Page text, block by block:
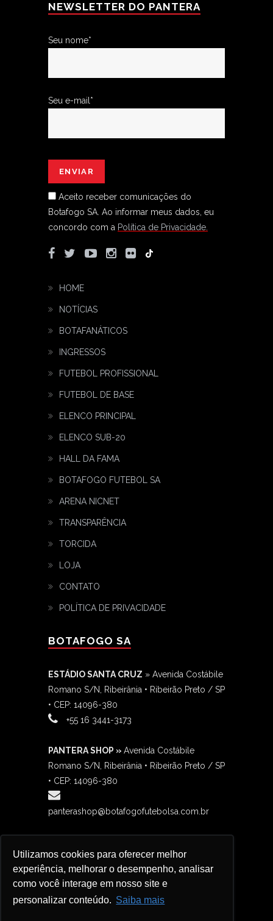
Utilizamos cookies para oferecer melhor
experiência, melhorar o desempenho, analisar
como você interage em nosso site e
personalizar conteúdo. Saiba mais
NEWSLETTER DO PANTERA
Seu nome*
Seu e-mail*
Aceito receber comunicações do
Botafogo SA. Ao informar meus dados, eu
concordo com a Política de Privacidade.
HOME
NOTÍCIAS
BOTAFANÁTICOS
INGRESSOS
FUTEBOL PROFISSIONAL
FUTEBOL DE BASE
ELENCO PRINCIPAL
ELENCO SUB-20
HALL DA FAMA
BOTAFOGO FUTEBOL SA
ARENA NICNET
TRANSPARÊNCIA
TORCIDA
LOJA
CONTATO
POLÍTICA DE PRIVACIDADE
BOTAFOGO SA
ESTÁDIO SANTA CRUZ » Avenida Costábile
Romano S/N, Ribeirânia • Ribeirão Preto / SP
• CEP: 14096-380
‎+55 16 3441-3173
PANTERA SHOP » Avenida Costábile
Romano S/N, Ribeirânia • Ribeirão Preto / SP
• CEP: 14096-380
panterashop@botafogofutebolsa.com.br
Romano S/N, Ribeirânia • Ribeirão Preto / SP
contato@botafanaticos.com.br
+55 16 98138-3732